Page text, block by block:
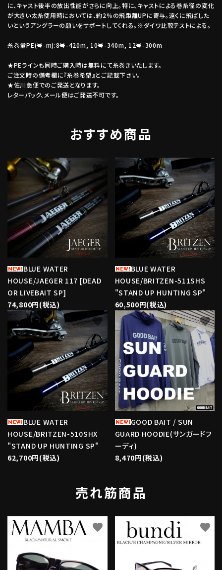
に、キャスト後半の放出性能がさらに向上。特に、キャストによる巻糸径の変化
が大きい太糸使用時においては、約2％の飛距離UPに寄与。遠くに飛ばした
いというアングラーの願いをサポートしてくれる。※ダイワ比較テストによる。
糸巻量PE(号-m):8号-420m, 10号-340m, 12号-300m
★PEラインも同時ご購入時は無料にて糸巻きいたします。
ご注文時の備考欄に『糸巻希望』とご記載下さい。
★佐川急便でのご発送となります。
レターパック、メール便はご発送不可です。
おすすめ商品
BLUE WATER
HOUSE/JAEGER 117 [DEAD
OR LIVEBAIT SP]
74,800円(税込)
favorite
BLUE WATER
HOUSE/BRITZEN-511SHS
"STAND UP HUNTING SP"
60,500円(税込)
favorite
BLUE WATER
HOUSE/BRITZEN-510SHX
"STAND UP HUNTING SP"
62,700円(税込)
favorite
GOOD BAIT / SUN
GUARD HOODIE(サンガードフ
ーディ)
8,470円(税込)
favorite
売れ筋商品
favorite favorite